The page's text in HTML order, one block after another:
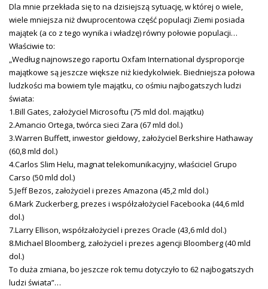
Dla mnie przekłada się to na dzisiejszą sytuację, w której o wiele,
wiele mniejsza niż dwuprocentowa część populacji Ziemi posiada
majątek (a co z tego wynika i władzę) równy połowie populacji…
Właściwie to:
„Według najnowszego raportu Oxfam International dysproporcje
majątkowe są jeszcze większe niż kiedykolwiek. Biedniejsza połowa
ludzkości ma bowiem tyle majątku, co ośmiu najbogatszych ludzi
świata:
1.Bill Gates, założyciel Microsoftu (75 mld dol. majątku)
2.Amancio Ortega, twórca sieci Zara (67 mld dol.)
3.Warren Buffett, inwestor giełdowy, założyciel Berkshire Hathaway
(60,8 mld dol.)
4.Carlos Slim Helu, magnat telekomunikacyjny, właściciel Grupo
Carso (50 mld dol.)
5.Jeff Bezos, założyciel i prezes Amazona (45,2 mld dol.)
6.Mark Zuckerberg, prezes i współzałożyciel Facebooka (44,6 mld
dol.)
7.Larry Ellison, współzałożyciel i prezes Oracle (43,6 mld dol.)
8.Michael Bloomberg, założyciel i prezes agencji Bloomberg (40 mld
dol.)
To duża zmiana, bo jeszcze rok temu dotyczyło to 62 najbogatszych
ludzi świata”…